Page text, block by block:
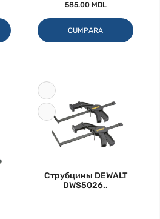
585.00 MDL
CUMPARA
Струбцины DEWALT
DWS5026..